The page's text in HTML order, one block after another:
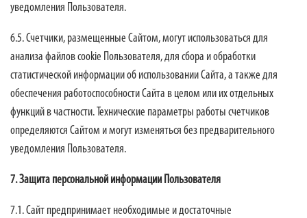
уведомления Пользователя.
6.5. Счетчики, размещенные Сайтом, могут использоваться для
анализа файлов cookie Пользователя, для сбора и обработки
статистической информации об использовании Сайта, а также для
обеспечения работоспособности Сайта в целом или их отдельных
функций в частности. Технические параметры работы счетчиков
определяются Сайтом и могут изменяться без предварительного
уведомления Пользователя.
7. Защита персональной информации Пользователя
7.1. Сайт предпринимает необходимые и достаточные